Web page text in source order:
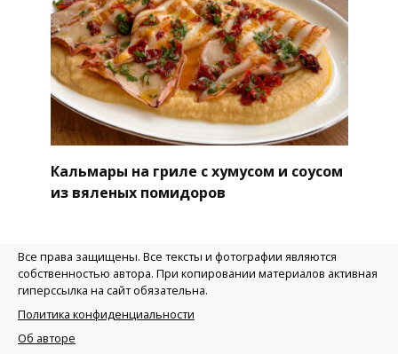
Кальмары на гриле с хумусом и соусом
из вяленых помидоров
Все права защищены. Все тексты и фотографии являются
собственностью автора. При копировании материалов активная
гиперссылка на сайт обязательна.
Политика конфиденциальности
Об авторе